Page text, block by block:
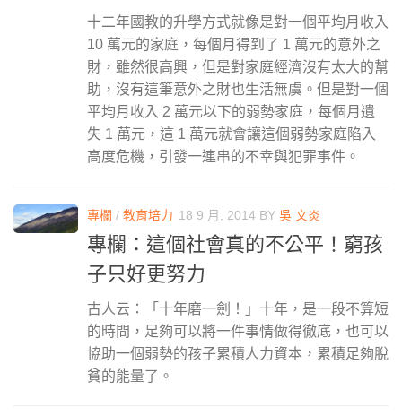
十二年國教的升學方式就像是對一個平均月收入
10 萬元的家庭，每個月得到了 1 萬元的意外之
財，雖然很高興，但是對家庭經濟沒有太大的幫
助，沒有這筆意外之財也生活無虞。但是對一個
平均月收入 2 萬元以下的弱勢家庭，每個月遺
失 1 萬元，這 1 萬元就會讓這個弱勢家庭陷入
高度危機，引發一連串的不幸與犯罪事件。
專欄 / 教育培力 18 9 月, 2014 BY 吳 文炎
專欄：這個社會真的不公平！窮孩
子只好更努力
古人云：「十年磨一劍！」十年，是一段不算短
的時間，足夠可以將一件事情做得徹底，也可以
協助一個弱勢的孩子累積人力資本，累積足夠脫
貧的能量了。